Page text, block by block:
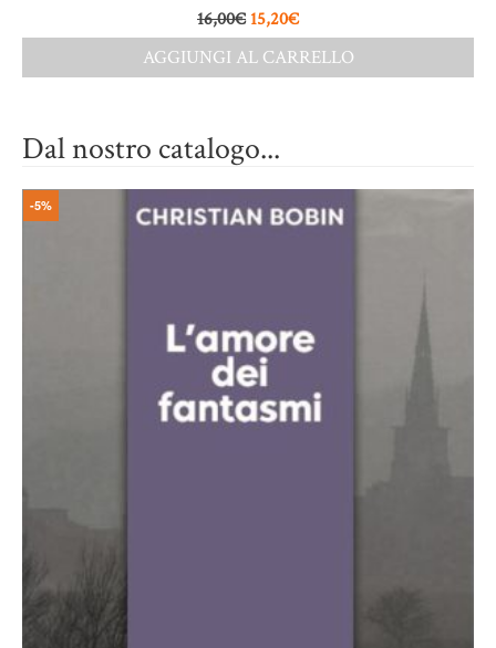
16,00€ 15,20€
AGGIUNGI AL CARRELLO
Dal nostro catalogo...
-5%